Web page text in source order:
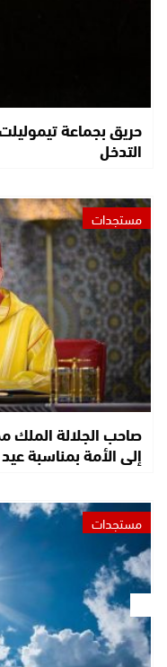
حريق بجماعة
التدخل
مستجدات
صاحب الجلالة الملك
إلى الأمة بمناسبة
مستجدات